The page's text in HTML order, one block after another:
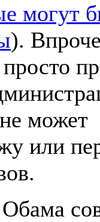
могут
).
может
или